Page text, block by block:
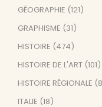
GÉOGRAPHIE (121)
GRAPHISME (31)
HISTOIRE (474)
HISTOIRE DE L'ART (101)
HISTOIRE RÉGIONALE
ITALIE (18)